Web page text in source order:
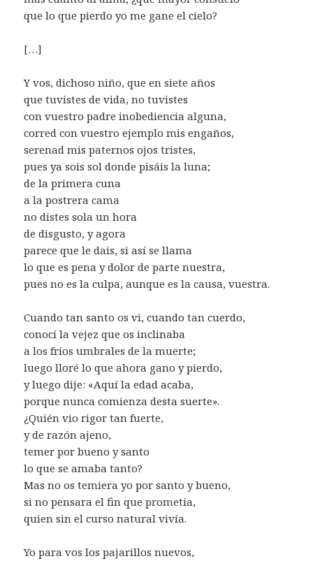
que lo que pierdo yo me gane el cielo?
[…]
Y vos, dichoso niño, que en siete años
que tuvistes de vida, no tuvistes
con vuestro padre inobediencia alguna,
corred con vuestro ejemplo mis engaños,
serenad mis paternos ojos tristes,
pues ya sois sol donde pisáis la luna;
de la primera cuna
a la postrera cama
no distes sola un hora
de disgusto, y agora
parece que le dais, si así se llama
lo que es pena y dolor de parte nuestra,
pues no es la culpa, aunque es la causa, vuestra.
Cuando tan santo os vi, cuando tan cuerdo,
conocí la vejez que os inclinaba
a los fríos umbrales de la muerte;
luego lloré lo que ahora gano y pierdo,
y luego dije: «Aquí la edad acaba,
porque nunca comienza desta suerte».
¿Quién vio rigor tan fuerte,
y de razón ajeno,
temer por bueno y santo
lo que se amaba tanto?
Mas no os temiera yo por santo y bueno,
si no pensara el fin que prometía,
quien sin el curso natural vivía.
Yo para vos los pajarillos nuevos,